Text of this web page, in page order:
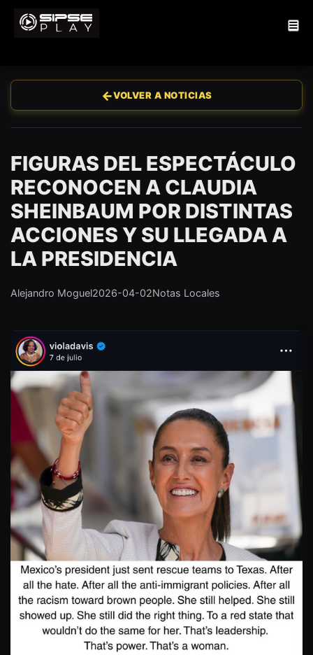
←VOLVER A NOTICIAS
FIGURAS DEL ESPECTÁCULO
RECONOCEN A CLAUDIA
SHEINBAUM POR DISTINTAS
ACCIONES Y SU LLEGADA A
LA PRESIDENCIA
Alejandro Moguel2026-04-02Notas Locales